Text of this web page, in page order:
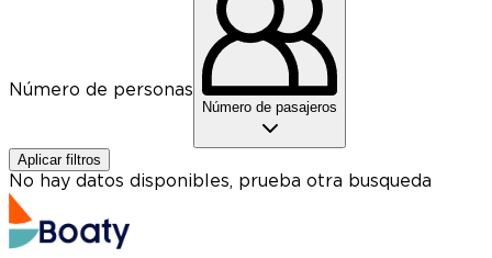
Número de personas
Número de pasajeros
Aplicar filtros
No hay datos disponibles, prueba otra busqueda